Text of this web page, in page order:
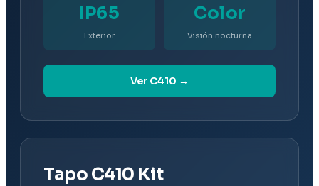
IP65
Exterior
Color
Visión nocturna
Ver C410 →
Tapo C410 Kit